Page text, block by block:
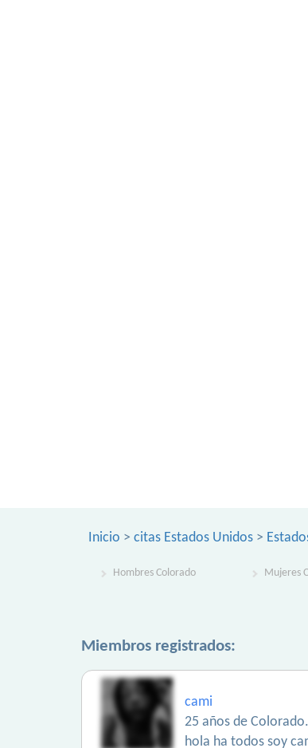
Inicio > citas Estados Unidos >
Hombres Colorado Mujeres
Miembros registrados:
cami
25 años de Colorado.
hola ha todos soy